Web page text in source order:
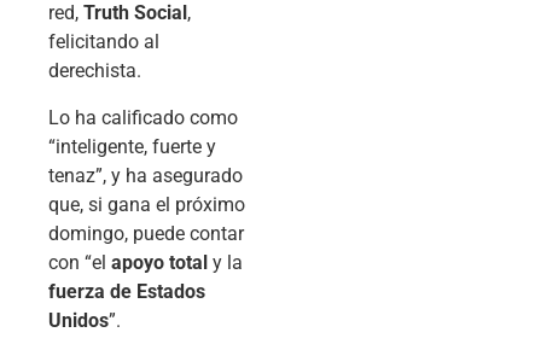
red, Truth Social ,
felicitando al
derechista.
Lo ha calificado como
“inteligente, fuerte y
tenaz”, y ha asegurado
que, si gana el próximo
domingo, puede contar
con “el apoyo total y la
fuerza de Estados
Unidos”.